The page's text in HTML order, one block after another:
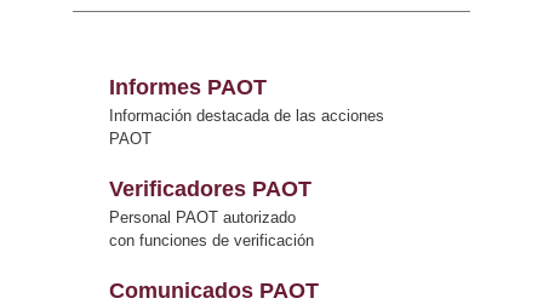
Informes PAOT
Información destacada de las acciones
PAOT
Verificadores PAOT
Personal PAOT autorizado
con funciones de verificación
Comunicados PAOT